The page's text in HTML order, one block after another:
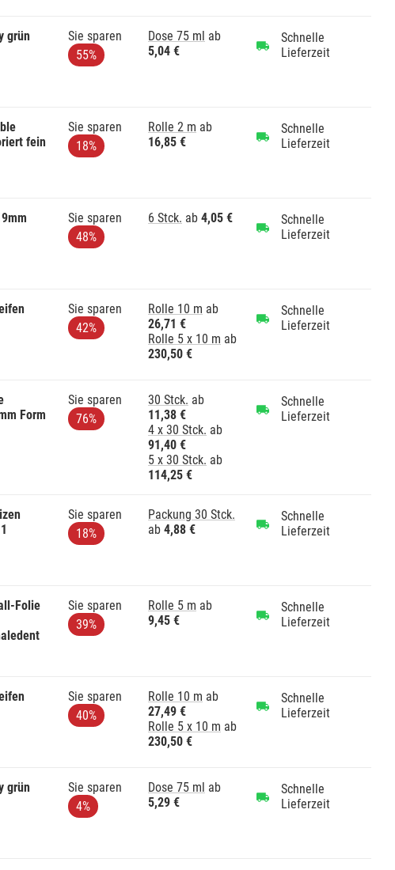
grün
Sie sparen
55%
Dose 75 ml ab
5,04 €
Schnelle
Lieferzeit
fein
Sie sparen
18%
Rolle 2 m ab
16,85 €
Schnelle
Lieferzeit
Sie sparen
48%
6 Stck. ab 4,05 €
Schnelle
Lieferzeit
Sie sparen
42%
Rolle 10 m ab
26,71 €
Rolle 5 x 10 m ab
230,50 €
Schnelle
Lieferzeit
Form
Sie sparen
76%
30 Stck. ab
11,38 €
4 x 30 Stck. ab
91,40 €
5 x 30 Stck. ab
114,25 €
Schnelle
Lieferzeit
Sie sparen
18%
Packung 30 Stck.
ab 4,88 €
Schnelle
Lieferzeit
Folie
Sie sparen
39%
Rolle 5 m ab
9,45 €
Schnelle
Lieferzeit
Sie sparen
40%
Rolle 10 m ab
27,49 €
Rolle 5 x 10 m ab
230,50 €
Schnelle
Lieferzeit
grün
Sie sparen
4%
Dose 75 ml ab
5,29 €
Schnelle
Lieferzeit